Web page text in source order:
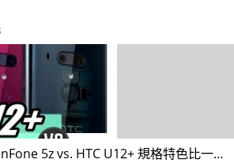
台灣雙旗艦 Asus ZenFone 5z vs. HTC U12+ 規格特色比一比：你會選擇誰？